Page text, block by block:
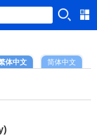
简体中文
体中文